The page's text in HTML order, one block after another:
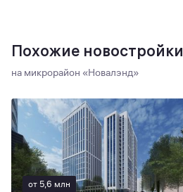
Похожие новостройки
на микрорайон «Новалэнд»
от 5,6 млн